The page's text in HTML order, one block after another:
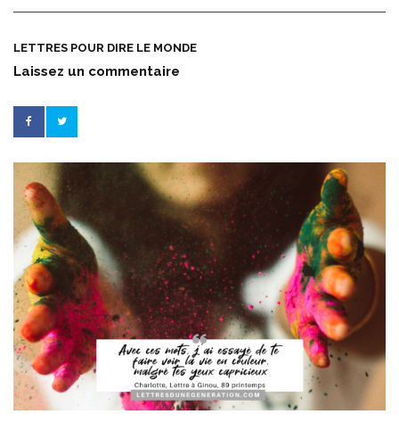
LETTRES POUR DIRE LE MONDE
Laissez un commentaire